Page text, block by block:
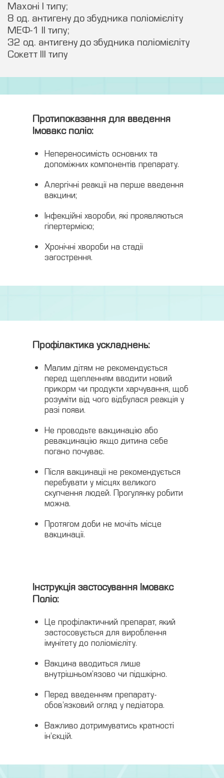
Махоні I типу;
8 од. антигену до збудника поліомієліту
МЕФ-1 II типу;
32 од. антигену до збудника поліомієліту
Сокетт III типу
Протипоказання для введення
Імовакс поліо:
Непереносимість основних та
допоміжних компонентів препарату.
Алергічні реакції на перше введення
вакцини;
Інфекційні хвороби, які проявляються
гіпертермією;
Хронічні хвороби на стадії
загострення.
Профілактика ускладнень:
Малим дітям не рекомендується
перед щепленням вводити новий
прикорм чи продукти харчування, щоб
розуміти від чого відбулася реакція у
разі появи.
Не проводьте вакцинацію або
ревакцинацію якщо дитина себе
погано почуває.
Після вакцинації не рекомендується
перебувати у місцях великого
скупчення людей. Прогулянку робити
можна.
Протягом доби не мочіть місце
вакцинації.
Інструкція застосування Імовакс
Поліо:
Це профілактичний препарат, який
застосовується для вироблення
імунітету до поліомієліту.
Вакцина вводиться лише
внутрішньом’язово чи підшкірно.
Перед введенням препарату-
обов’язковий огляд у педіатора.
Важливо дотримуватись кратності
ін’єкцій.